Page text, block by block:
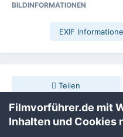
BILDINFORMATIONEN
EXIF
Teilen
Keine Kommentare vorhanden
Filmvorführer.de mit
Inhalten und Cookies